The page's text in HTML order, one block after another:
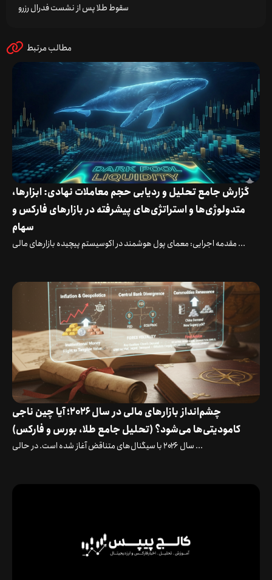
سقوط طلا پس از نشست فدرال رزرو
مطالب مرتبط
گزارش جامع تحلیل و ردیابی حجم معاملات نهادی: ابزارها،
متدولوژی‌ها و استراتژی‌های پیشرفته در بازارهای فارکس و
سهام
مقدمه اجرایی: معمای پول هوشمند در اکوسیستم پیچیده بازارهای مالی ...
چشم‌انداز بازارهای مالی در سال ۲۰۲۶؛ آیا چین ناجی
کامودیتی‌ها می‌شود؟ (تحلیل جامع طلا، بورس و فارکس)
سال ۲۰۲۶ با سیگنال‌های متناقض آغاز شده است. در حالی ...